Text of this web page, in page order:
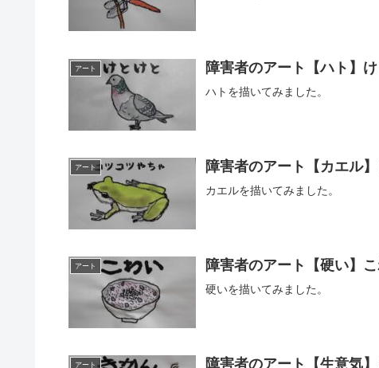
アート 障害者のアート【ハト】
ハトを描いてみました。
アート 障害者のアート【カエル
カエルを描いてみました。
アート 障害者のアート【硬い】
硬いを描いてみました。
アート 障害者のアート【生意気